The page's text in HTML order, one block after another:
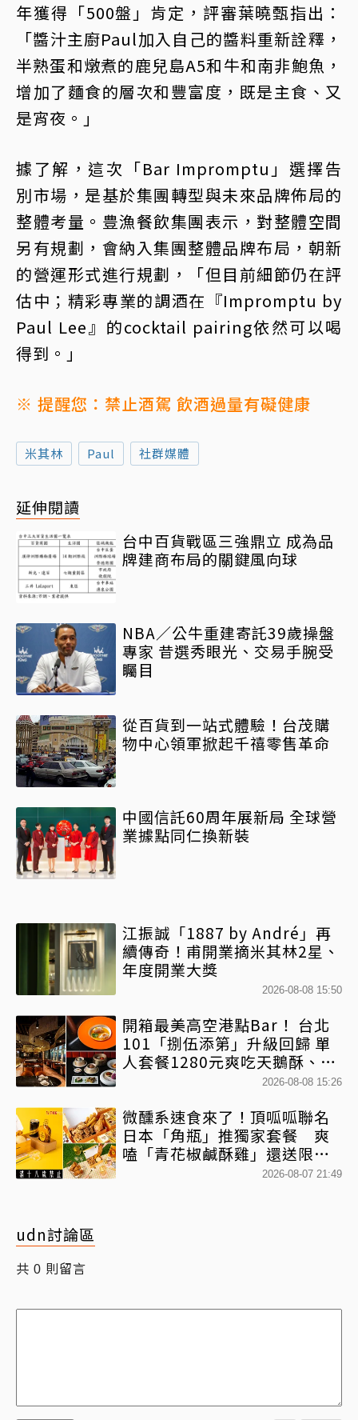
年獲得「500盤」肯定，評審葉曉甄指出：
「醬汁主廚Paul加入自己的醬料重新詮釋，
半熟蛋和燉煮的鹿兒島A5和牛和南非鮑魚，
增加了麵食的層次和豐富度，既是主食、又
是宵夜。」
據了解，這次「Bar Impromptu」選擇告
別市場，是基於集團轉型與未來品牌佈局的
整體考量。豊漁餐飲集團表示，對整體空間
另有規劃，會納入集團整體品牌布局，朝新
的營運形式進行規劃，「但目前細節仍在評
估中；精彩專業的調酒在『Impromptu by
Paul Lee』的cocktail pairing依然可以喝
得到。」
※ 提醒您：禁止酒駕 飲酒過量有礙健康
米其林 Paul 社群媒體
延伸閱讀
台中百貨戰區三強鼎立 成為品
牌建商布局的關鍵風向球
NBA／公牛重建寄託39歲操盤
專家 昔選秀眼光、交易手腕受
矚目
從百貨到一站式體驗！台茂購
物中心領軍掀起千禧零售革命
中國信託60周年展新局 全球營
業據點同仁換新裝
江振誠「1887 by André」再
續傳奇！甫開業摘米其林2星、
年度開業大獎
2026-08-08 15:50
開箱最美高空港點Bar！ 台北
101「捌伍添第」升級回歸 單
人套餐1280元爽吃天鵝酥、微
醺蝦餃皇、絲襪茶走變調酒
2026-08-08 15:26
微醺系速食來了！頂呱呱聯名
日本「角瓶」推獨家套餐 爽
嗑「青花椒鹹酥雞」還送限定
2026-08-07 21:49
udn討論區
共 0 則留言